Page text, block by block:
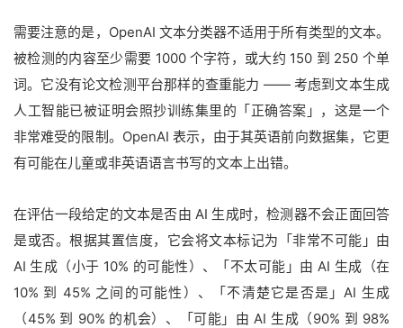
需要注意的是，OpenAI 文本分类器不适用于所有类型的文本。
被检测的内容至少需要 1000 个字符，或大约 150 到 250 个单
词。它没有论文检测平台那样的查重能力 —— 考虑到文本生成
人工智能已被证明会照抄训练集里的「正确答案」，这是一个
非常难受的限制。OpenAI 表示，由于其英语前向数据集，它更
有可能在儿童或非英语语言书写的文本上出错。
在评估一段给定的文本是否由 AI 生成时，检测器不会正面回答
是或否。根据其置信度，它会将文本标记为「非常不可能」由
AI 生成（小于 10% 的可能性）、「不太可能」由 AI 生成（在
10% 到 45% 之间的可能性）、「不清楚它是否是」AI 生成
（45% 到 90% 的机会）、「可能」由 AI 生成（90% 到 98%